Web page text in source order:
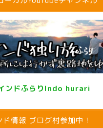
ンドふらりIndo hurari
ド情報 ブログ村参加中！